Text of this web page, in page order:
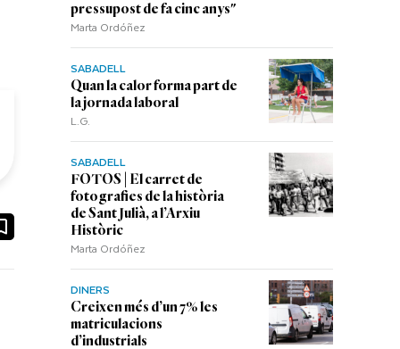
pressupost de fa cinc anys"
Marta Ordóñez
SABADELL
Quan la calor forma part de
la jornada laboral
L.G.
SABADELL
FOTOS | El carret de
fotografies de la història
de Sant Julià, a l’Arxiu
Històric
Marta Ordóñez
DINERS
Creixen més d’un 7% les
matriculacions
d’industrials